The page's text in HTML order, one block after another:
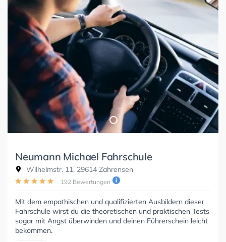
Neumann Michael Fahrschule
Wilhelmstr. 11, 29614 Zahrensen
192 Bewertungen
Mit dem empathischen und qualifizierten Ausbildern dieser
Fahrschule wirst du die theoretischen und praktischen Tests
sogar mit Angst überwinden und deinen Führerschein leicht
bekommen.